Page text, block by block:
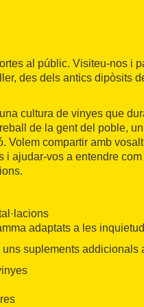
al públic. Visiteu-nos i
des dels antics dipòsits
cultura de vinyes que
de la gent del poble,
Volem compartir amb
i ajudar-vos a entendre
adaptats a les
suplements addicionals